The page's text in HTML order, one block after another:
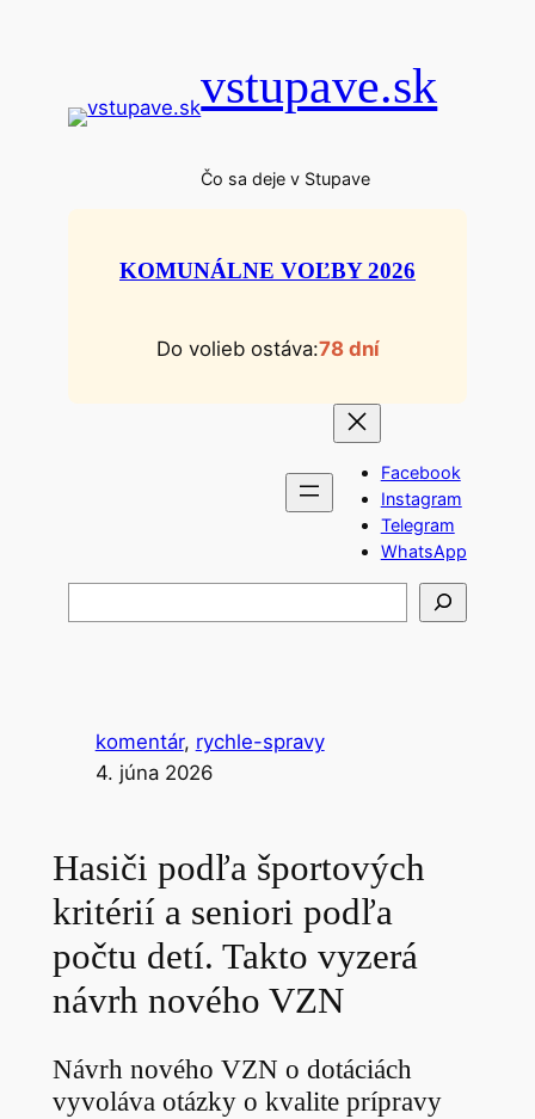
vstupave.sk
Čo sa deje v Stupave
KOMUNÁLNE VOĽBY 2026
Do volieb ostáva:78 dní
Facebook
Instagram
Telegram
WhatsApp
ľ
komentár, rychle-spravy
4. júna 2026
Hasiči podľa športových
kritérií a seniori podľa
počtu detí. Takto vyzerá
návrh nového VZN
Návrh nového VZN o dotáciách
vyvoláva otázky o kvalite prípravy